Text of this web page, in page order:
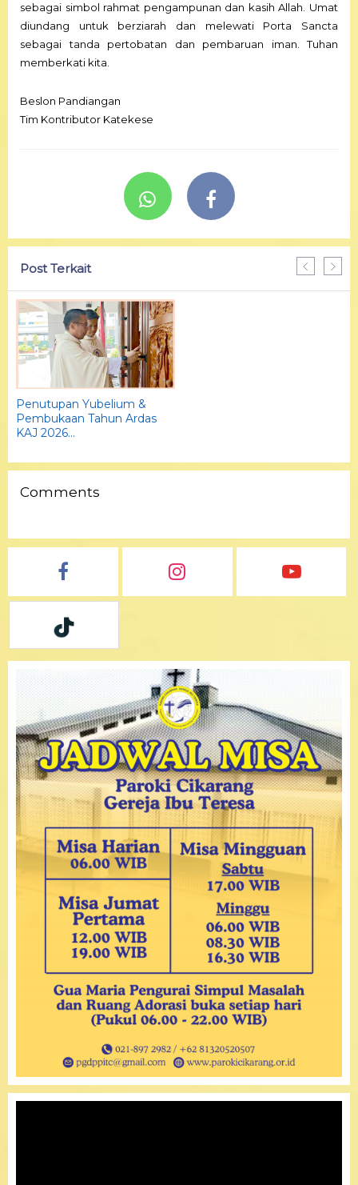
sebagai simbol rahmat pengampunan dan kasih Allah. Umat
diundang untuk berziarah dan melewati Porta Sancta
sebagai tanda pertobatan dan pembaruan iman. Tuhan
memberkati kita.
Beslon Pandiangan
Tim Kontributor Katekese
Post Terkait
Penutupan Yubelium &
Pembukaan Tahun Ardas
KAJ 2026...
Comments